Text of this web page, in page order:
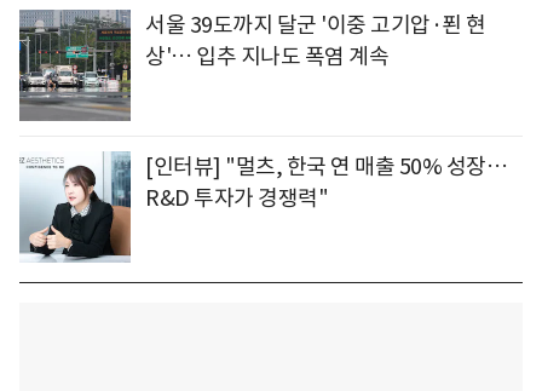
서울 39도까지 달군 '이중 고기압·푄 현
상'… 입추 지나도 폭염 계속
[인터뷰] "멀츠, 한국 연 매출 50% 성장…
R&D 투자가 경쟁력"